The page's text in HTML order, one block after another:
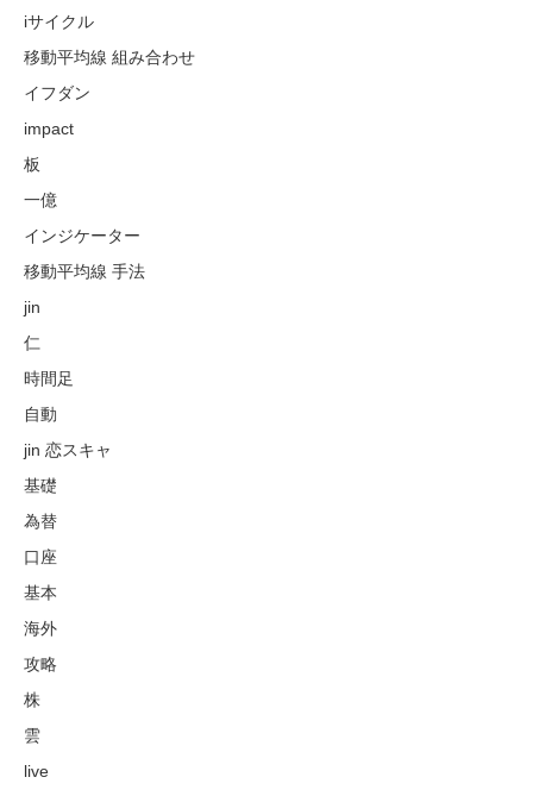
iサイクル
移動平均線 組み合わせ
イフダン
impact
板
一億
インジケーター
移動平均線 手法
jin
仁
時間足
自動
jin 恋スキャ
基礎
為替
口座
基本
海外
攻略
株
雲
live